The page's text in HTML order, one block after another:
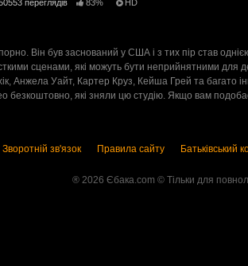
переглядів 83% HD
Він був заснований у США і з тих пір став
сценами, які можуть бути неприйнятними для
Анжела Уайт, Картер Круз, Кейша Грей та
безкоштовно, які зняли цю студію. Якщо вам
Зворотній зв'язок Правила сайту Батьківський
® 2026 Єбака.com ©️ Тільки для